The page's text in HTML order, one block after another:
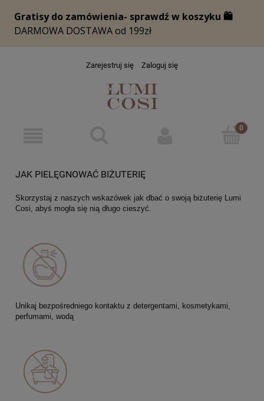
Zarejestruj się Zaloguj się
JAK PIELĘGNOWAĆ BIŻUTERIĘ
Skorzystaj z naszych wskazówek jak dbać o swoją biżuterię Lumi
Cosi, abyś mogła się nią długo cieszyć.
Unikaj bezpośredniego kontaktu z detergentami, kosmetykami,
perfumami, wodą